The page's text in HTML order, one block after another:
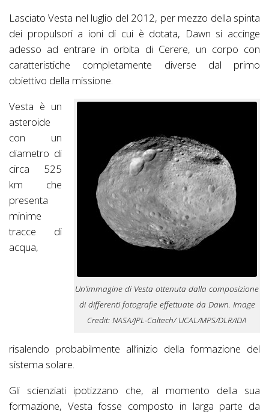
Lasciato Vesta nel luglio del 2012, per mezzo della spinta
dei propulsori a ioni di cui è dotata, Dawn si accinge
adesso ad entrare in orbita di Cerere, un corpo con
caratteristiche completamente diverse dal primo
obiettivo della missione.
Un’immagine di Vesta ottenuta dalla composizione
di differenti fotografie effettuate da Dawn. Image
Credit: NASA/JPL-Caltech/ UCAL/MPS/DLR/IDA
Vesta è un
asteroide
con un
diametro di
circa 525
km che
presenta
minime
tracce di
acqua,
risalendo probabilmente all’inizio della formazione del
sistema solare.
Gli scienziati ipotizzano che, al momento della sua
formazione, Vesta fosse composto in larga parte da